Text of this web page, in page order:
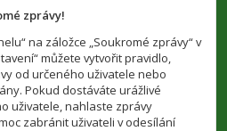
zprávy!
na záložce „Soukromé zprávy“ v
můžete vytvořit pravidlo,
od určeného uživatele nebo
Pokud dostáváte urážlivé
uživatele, nahlaste zprávy
zabránit uživateli v odesílání